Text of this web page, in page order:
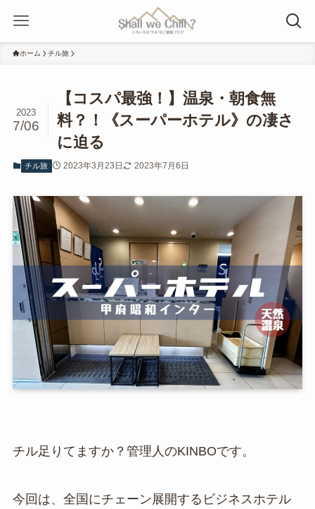
ホーム チル旅
【コスパ最強！】温泉・朝食無
料？！《スーパーホテル》の凄さ
に迫る
2023
7/06
チル旅 2023年3月23日 2023年7月6日
チル足りてますか？管理人のKINBOです。
今回は、全国にチェーン展開するビジネスホテル